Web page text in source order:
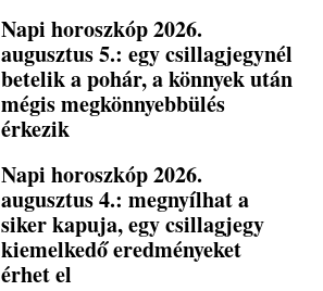
Napi horoszkóp 2026.
augusztus 5.: egy csillagjegynél
betelik a pohár, a könnyek után
mégis megkönnyebbülés
érkezik
Napi horoszkóp 2026.
augusztus 4.: megnyílhat a
siker kapuja, egy csillagjegy
kiemelkedő eredményeket
érhet el